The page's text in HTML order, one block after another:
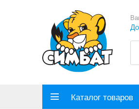
Каталог товаров